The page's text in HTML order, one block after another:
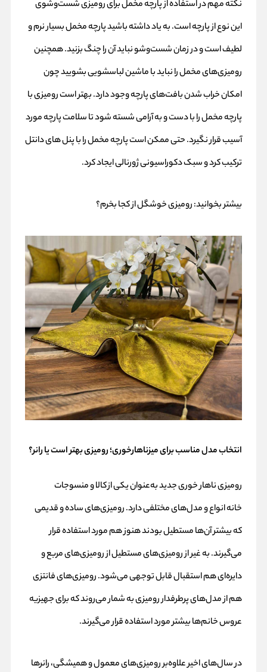
نکته مهم در استفاده از پارچه مخمل برای رومیزی شست‌وشوی
این نوع از پارچه است. به یاد داشته باشید پارچه مخمل بسیار نرم و
لطیف است و در زمان شست‌وشو نباید آن را چنگ بزنید. همچنین
رومیزی‌های مخمل را نباید با ماشین لباسشویی بشویید چون
امکان خراب شدن بافت‌های پارچه وجود دارد. بهتر است رومیزی‌ با
پارچه مخمل را با دست و به آرامی شسته شود تا سلامت پارچه مورد
آسیب قرار نگیرد. حتی ممکن است پارچه مخمل را با پنل های دانتل
ترکیب کرد و سبک دکوراسیونی ژورنالی ایجاد کرد.
بیشتر بخوانید:رومیزی خوشگل از کجا بخرم؟
انتخاب مدل مناسب برای میزناهارخوری؛ رومیزی بهتر است یا رانر؟
رومیزی ناهار خوری جدید به‌عنوان یکی از کالا و منسوجات
خانه انواع و مدل‌های مختلفی دارد. رومیزی‌های ساده و قدیمی
که بیشتر آن‌ها مستطیل بودند هنوز هم مورد استفاده قرار
می‌گیرند. به غیر از رومیزی‌های مستطیل از رومیزی‌های مربع و
دایره‌ای هم استقبال قابل توجهی می‌شود. رومیزی‌های فانتزی
هم از مدل‌های پرطرفدار رومیزی به شمار می‌روند که برای جهیزیه
عروس خانم‌ها بیشتر مورد استفاده قرار می‌گیرند.
در سال‌های اخیر علاوه‌بر رومیزی‌های معمول و همیشگی،‌ رانرها